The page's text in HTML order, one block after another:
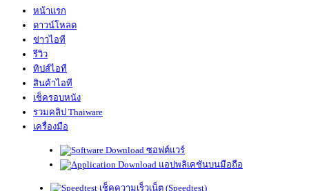
หน้าแรก
ดาวน์โหลด
ข่าวไอที
รีวิว
ทิปส์ไอที
สินค้าไอที
เช็ครอบหนัง
รวมคลิป Thaiware
เครื่องมือ
ซอฟต์แวร์
แอปพลิเคชันบนมือถือ
เช็คความเร็วเน็ต (Speedtest)